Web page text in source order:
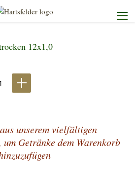
12x1,0
unserem vielfältigen
Getränke dem Warenkorb